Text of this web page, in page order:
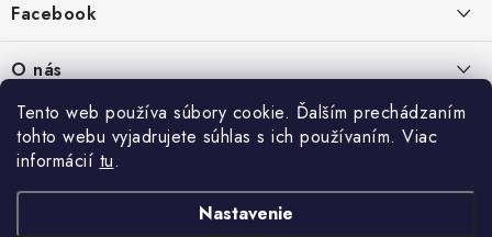
Tento web používa súbory cookie. Ďalším prechádzaním
tohto webu vyjadrujete súhlas s ich používaním. Viac
informácií tu.
Nastavenie
PREDAJŇA:
Petőfiho 65
Štúrovo 943 01
Po-Pia - 8:00-18:00
Ochrana osobných údajov
Vrátanie tovaru
Reklamácie
Facebook
O nás
Kontakty
Prečo nakúpiť u nás
Predajňa